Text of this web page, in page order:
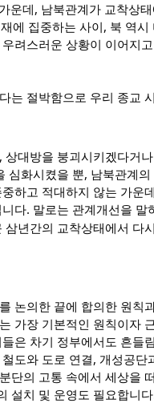
데, 남북관계가 교착상
에 집중하는 사이, 북 역
려스러운 상황이 이어지
는 절박함으로 우리 종교
대방을 붕괴시키겠다거
화시켰을 뿐, 남북관계
하고 적대하지 않는 가운
다. 말로는 관계개선을 말
년간의 교착상태에서 다
논의한 끝에 합의한 원칙
가장 기본적인 원칙이자
은 차기 정부에서도 흔들
도와 도로 연결, 개성공단
단의 고통 속에서 세상을
설치 및 운영도 필요합니